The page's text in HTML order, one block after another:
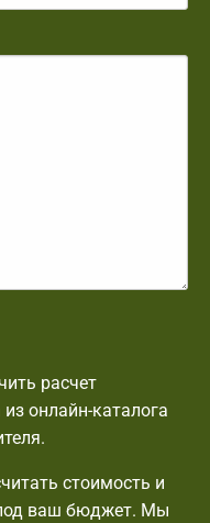
расчет
онлайн-каталога
стоимость и
ваш бюджет. Мы